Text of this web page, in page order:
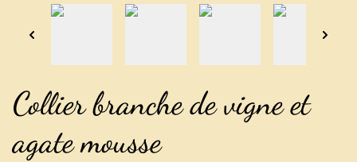
Collier branche de vigne et
agate mousse